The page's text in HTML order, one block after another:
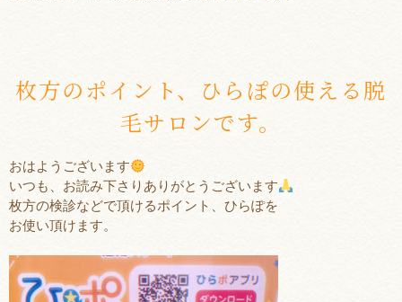
枚方のポイント、ひらぽの使える脱
毛サロンです。
おはようございます
いつも、お読み下さりありがとうございます
枚方の検診などで頂けるポイント、ひらぽを
お使い頂けます。